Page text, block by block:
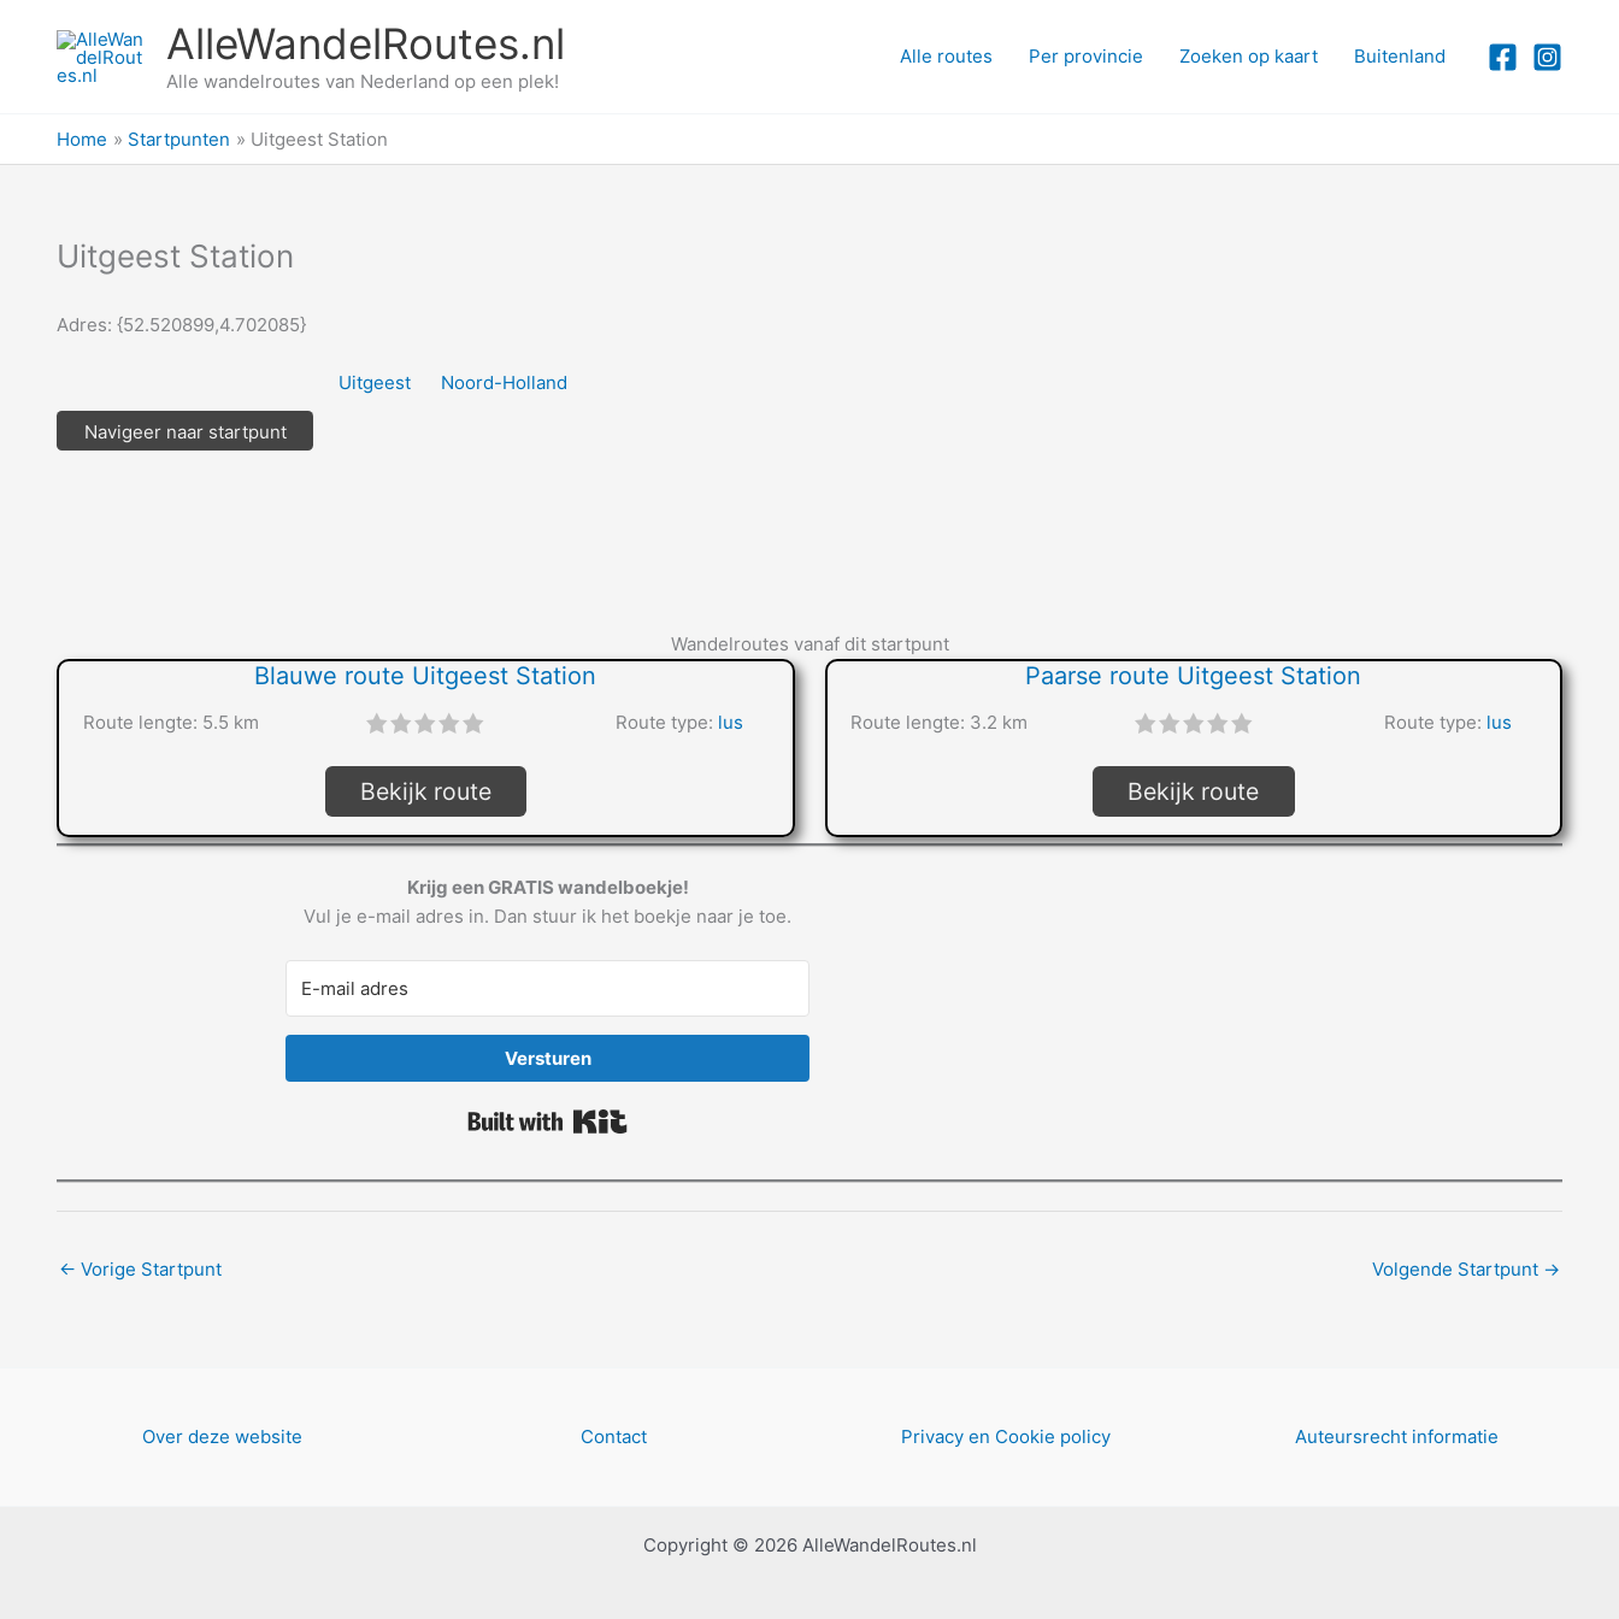
AlleWandelRoutes.nl
Alle wandelroutes van Nederland op een plek!
Alle routes Per provincie Zoeken op kaart Buitenland
Home Startpunten Uitgeest Station
Uitgeest Station
Adres: {52.520899,4.702085}
Uitgeest Noord-Holland
Navigeer naar startpunt
Wandelroutes vanaf dit startpunt
Blauwe route Uitgeest Station
Route lengte: 5.5 km Route type: lus
Bekijk route
Paarse route Uitgeest Station
Route lengte: 3.2 km Route type: lus
Bekijk route
Krijg een GRATIS wandelboekje!
Vul je e-mail adres in. Dan stuur ik het boekje naar je toe.
Versturen
← Vorige Startpunt Volgende Startpunt →
Over deze website Contact Privacy en Cookie policy Auteursrecht informatie
Copyright © 2026 AlleWandelRoutes.nl